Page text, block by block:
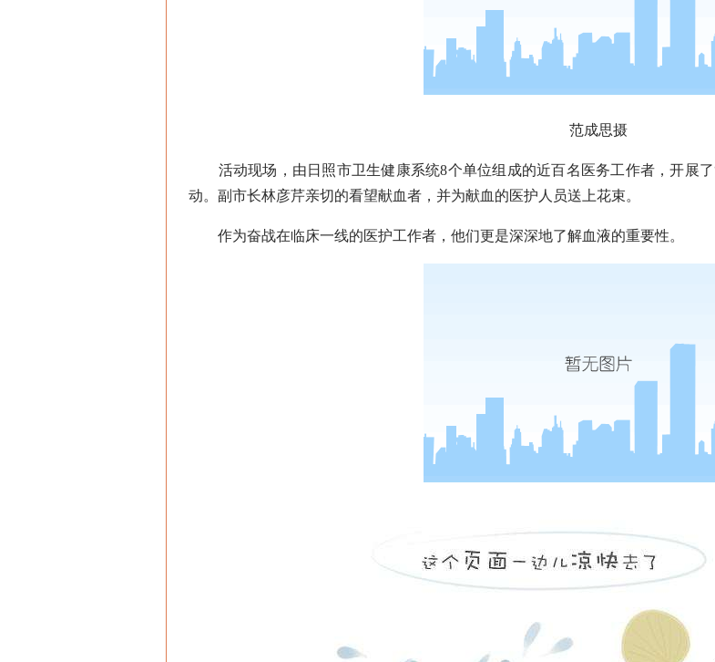
范成思摄
活动现场，由日照市卫生健康系统8个单位组成的近百名医务工作者，开展了
动。副市长林彦芹亲切的看望献血者，并为献血的医护人员送上花束。
作为奋战在临床一线的医护工作者，他们更是深深地了解血液的重要性。